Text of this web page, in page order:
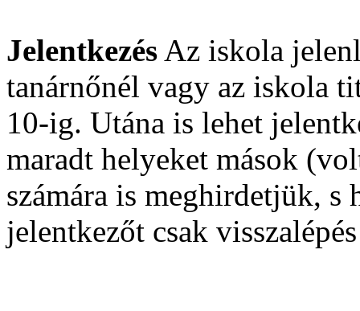
Jelentkezés Az iskola
tanárnőnél vagy az iskola
10-ig. Utána is lehet
maradt helyeket mások
számára is meghirdetjük, s
jelentkezőt csak